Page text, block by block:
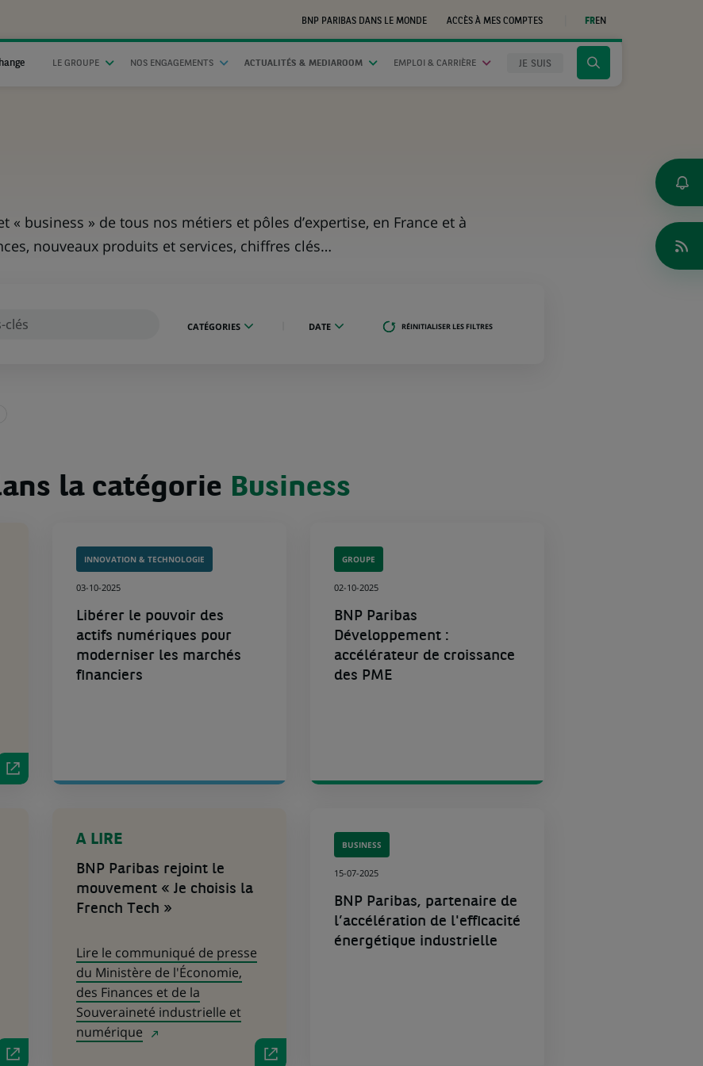
BNP PARIBAS DANS LE MONDE
ACCÈS À MES COMPTES
LIEN
DANS
UN
FREN
LE GROUPE NOS ENGAGEMENTS ACTUALITÉS & MEDIAROOM EMPLOI & CARRIÈRE JE SUIS
Cliquer
« business » de tous nos métiers et pôles d’expertise, en France et à
nouveaux produits et services, chiffres clés…
CATÉGORIES DATE RÉINITIALISER LES FILTRES
la catégorie Business
INNOVATION & TECHNOLOGIE
03-10-2025
Libérer le pouvoir des
actifs numériques pour
moderniser les marchés
financiers
GROUPE
02-10-2025
BNP Paribas
Développement :
accélérateur de croissance
des PME
A LIRE
BNP Paribas rejoint le
mouvement « Je choisis la
French Tech »
Lire le communiqué de presse
du Ministère de l'Économie,
des Finances et de la
Souveraineté industrielle et
numérique
s'ouvre
dans
nouvel
onglet)
BUSINESS
15-07-2025
BNP Paribas, partenaire de
l’accélération de l'efficacité
énergétique industrielle